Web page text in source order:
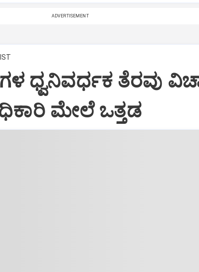
ADVERTISEMENT
ಧ್ವನಿವರ್ಧಕ ತೆರವು
ಮೇಲೆ ಒತ್ತಡ